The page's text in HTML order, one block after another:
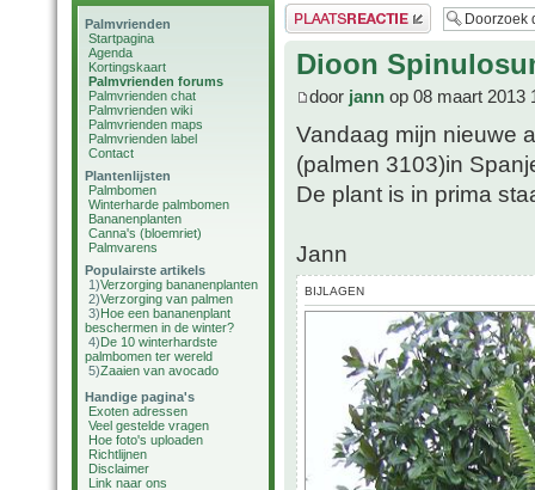
Palmvrienden
Startpagina
Agenda
Kortingskaart
Palmvrienden forums
Palmvrienden chat
Palmvrienden wiki
Palmvrienden maps
Palmvrienden label
Contact
Plantenlijsten
Palmbomen
Winterharde palmbomen
Bananenplanten
Canna's (bloemriet)
Palmvarens
Populairste artikels
1)Verzorging bananenplanten
2)Verzorging van palmen
3)Hoe een bananenplant
beschermen in de winter?
4)De 10 winterhardste
palmbomen ter wereld
5)Zaaien van avocado
Handige pagina's
Exoten adressen
Veel gestelde vragen
Hoe foto's uploaden
Richtlijnen
Disclaimer
Link naar ons
Plaats een reactie
Dioon
door jann op 08 maart 2013
Vandaag mijn nieuwe
(palmen 3103)in
De plant is in prima
Jann
BIJLAGEN